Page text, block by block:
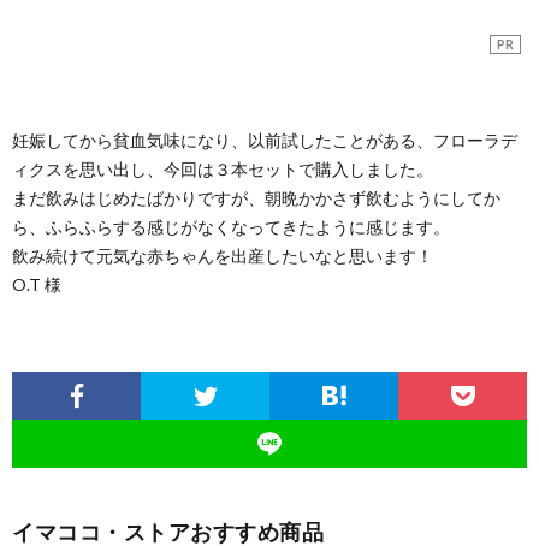
PR
妊娠してから貧血気味になり、以前試したことがある、フローラデ
ィクスを思い出し、今回は３本セットで購入しました。
まだ飲みはじめたばかりですが、朝晩かかさず飲むようにしてか
ら、ふらふらする感じがなくなってきたように感じます。
飲み続けて元気な赤ちゃんを出産したいなと思います！
O.T 様
イマココ・ストアおすすめ商品